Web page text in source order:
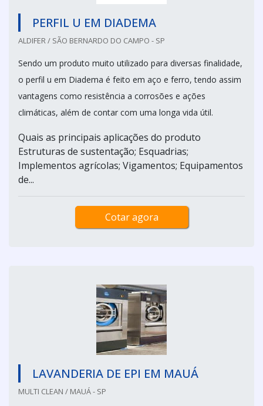
PERFIL U EM DIADEMA
ALDIFER / SÃO BERNARDO DO CAMPO - SP
Sendo um produto muito utilizado para diversas finalidade,
o perfil u em Diadema é feito em aço e ferro, tendo assim
vantagens como resistência a corrosões e ações
climáticas, além de contar com uma longa vida útil.
Quais as principais aplicações do produto
Estruturas de sustentação; Esquadrias;
Implementos agrícolas; Vigamentos; Equipamentos
de...
Cotar agora
LAVANDERIA DE EPI EM MAUÁ
MULTI CLEAN / MAUÁ - SP